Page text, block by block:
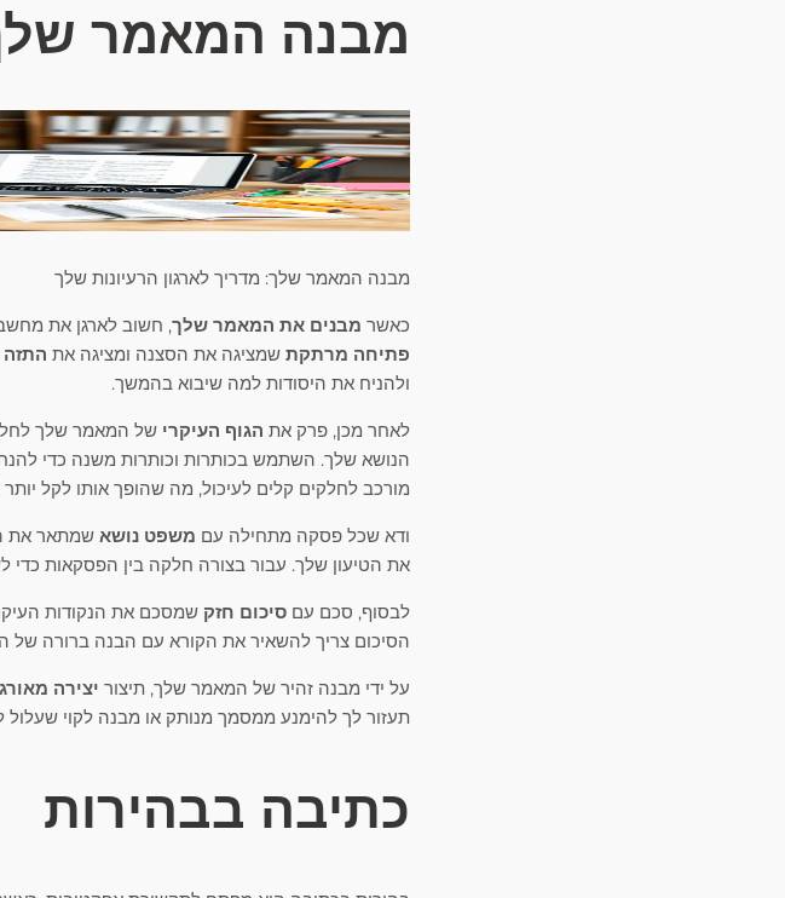
מבנה המאמר
מבנה המאמר שלך: מדריך לארגון הרעיונות שלך
כאשר מבנים את המאמר שלך, חשוב לארגן את
פתיחה מרתקת שמציגה את הסצנה ומציגה את התזה
ולהניח את היסודות למה שיבוא בהמשך.
לאחר מכן, פרק את הגוף העיקרי של המאמר שלך
הנושא שלך. השתמש בכותרות וכותרות משנה כדי
מורכב לחלקים קלים לעיכול, מה שהופך אותו לקל
ודא שכל פסקה מתחילה עם משפט נושא שמתאר את
את הטיעון שלך. עבור בצורה חלקה בין הפסקאות כדי
לבסוף, סכם עםסיכום חזק שמסכם את הנקודות
הסיכום צריך להשאיר את הקורא עם הבנה ברורה של
על ידי מבנה זהיר של המאמר שלך, תיצור יצירה
תעזור לך להימנע ממסמך מנותק או מבנה לקוי
כתיבה בבהירות